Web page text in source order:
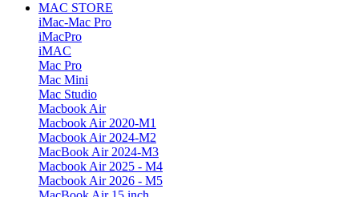
MAC STORE
iMac-Mac Pro
iMacPro
iMAC
Mac Pro
Mac Mini
Mac Studio
Macbook Air
Macbook Air 2020-M1
Macbook Air 2024-M2
MacBook Air 2024-M3
Macbook Air 2025 - M4
Macbook Air 2026 - M5